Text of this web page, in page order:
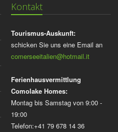
Kontakt
Tourismus-Auskunft:
schicken Sie uns eine Email an
comerseeitalien@hotmail.it
Ferienhausvermittlung
Comolake Homes:
Montag bis Samstag von 9:00 -
19:00
Telefon:+41 79 678 14 36